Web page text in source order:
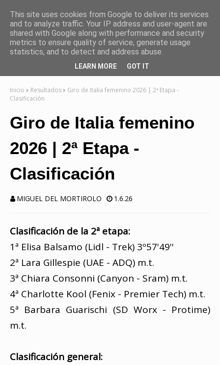
Inicio Resultados
Giro de Italia femenino 2026 | 2ª Etapa -
Clasificación
Giro de Italia femenino
2026 | 2ª Etapa -
Clasificación
MIGUEL DEL MORTIROLO 1.6.26
Clasificación de la 2ª etapa:
1ª Elisa Balsamo (Lidl - Trek) 3º57'49''
2ª Lara Gillespie (UAE - ADQ) m.t.
3ª Chiara Consonni (Canyon - Sram) m.t.
4ª Charlotte Kool (Fenix - Premier Tech) m.t.
5ª Barbara Guarischi (SD Worx - Protime)
m.t.
Clasificación general:
This site uses cookies from Google to deliver its services
and to analyze traffic. Your IP address and user-agent are
shared with Google along with performance and security
metrics to ensure quality of service, generate usage
statistics, and to detect and address abuse.
LEARN MORE GOT IT